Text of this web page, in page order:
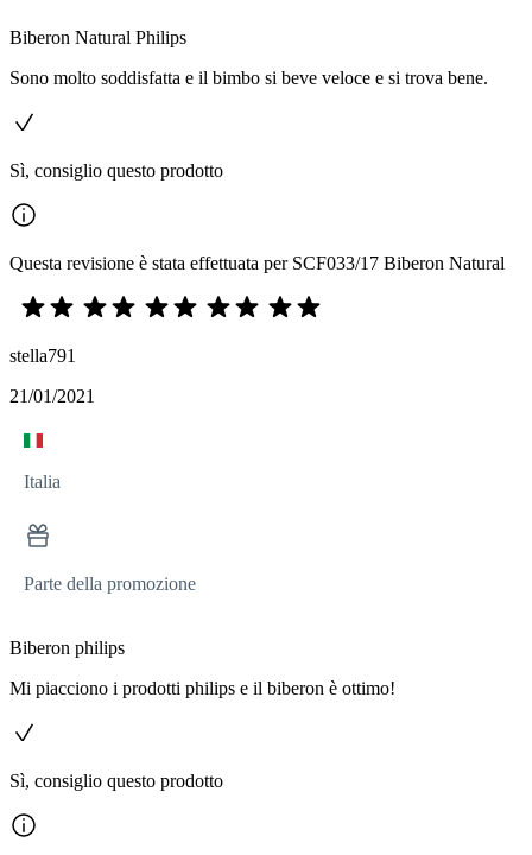
Biberon Natural Philips
Sono molto soddisfatta e il bimbo si beve veloce e si trova bene.
Sì, consiglio questo prodotto
Questa revisione è stata effettuata per SCF033/17 Biberon Natural
stella791
21/01/2021
Italia
Parte della promozione
Biberon philips
Mi piacciono i prodotti philips e il biberon è ottimo!
Sì, consiglio questo prodotto